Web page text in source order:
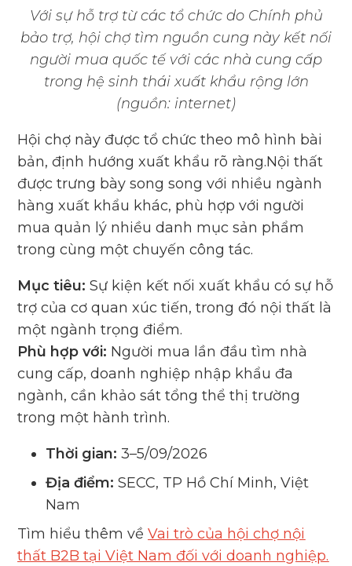
Với sự hỗ trợ từ các tổ chức do Chính phủ
bảo trợ, hội chợ tìm nguồn cung này kết nối
người mua quốc tế với các nhà cung cấp
trong hệ sinh thái xuất khẩu rộng lớn
(nguồn: internet)
Hội chợ này được tổ chức theo mô hình bài
bản, định hướng xuất khẩu rõ ràng.Nội thất
được trưng bày song song với nhiều ngành
hàng xuất khẩu khác, phù hợp với người
mua quản lý nhiều danh mục sản phẩm
trong cùng một chuyến công tác.
Mục tiêu: Sự kiện kết nối xuất khẩu có sự hỗ
trợ của cơ quan xúc tiến, trong đó nội thất là
một ngành trọng điểm.
Phù hợp với: Người mua lần đầu tìm nhà
cung cấp, doanh nghiệp nhập khẩu đa
ngành, cần khảo sát tổng thể thị trường
trong một hành trình.
Thời gian: 3–5/09/2026
Địa điểm: SECC, TP Hồ Chí Minh, Việt
Nam
Tìm hiểu thêm vềVai trò của hội chợ nội
thất B2B tại Việt Nam đối với doanh nghiệp.